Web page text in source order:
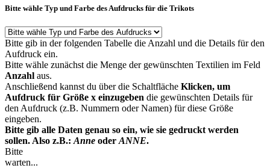
Bitte wähle Typ und Farbe des Aufdrucks für die Trikots
Bitte gib in der folgenden Tabelle die Anzahl und die Details für den
Aufdruck ein.
Bitte wähle zunächst die Menge der gewünschten Textilien im Feld
Anzahl aus.
Anschließend kannst du über die Schaltfläche Klicken, um
Aufdruck für Größe x einzugeben die gewünschten Details für
den Aufdruck (z.B. Nummern oder Namen) für diese Größe
eingeben.
Bitte gib alle Daten genau so ein, wie sie gedruckt werden
sollen. Also z.B.: Anne oder ANNE.
Bitte
warten...